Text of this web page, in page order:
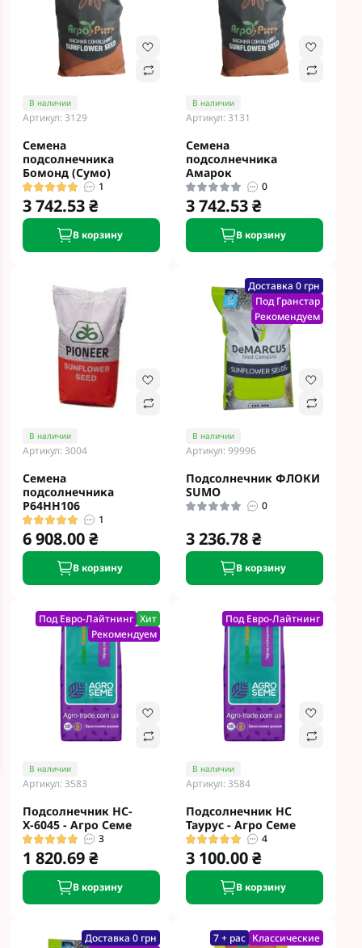
В наличии
Артикул: 3129
Семена
подсолнечника
Бомонд (Сумо)
1
3 742.53 ₴
В корзину
В наличии
Артикул: 3131
Семена
подсолнечника
Амарок
0
3 742.53 ₴
В корзину
В наличии
Артикул: 3004
Семена
подсолнечника
P64HH106
1
6 908.00 ₴
В корзину
Доставка 0 грн
Под Гранстар
Рекомендуем
В наличии
Артикул: 99996
Подсолнечник ФЛОКИ
SUMO
0
3 236.78 ₴
В корзину
Под Евро-Лайтнинг Хит
Рекомендуем
В наличии
Артикул: 3583
Подсолнечник НС-
Х-6045 - Агро Семе
3
1 820.69 ₴
В корзину
Под Евро-Лайтнинг
В наличии
Артикул: 3584
Подсолнечник НС
Таурус - Агро Семе
4
3 100.00 ₴
В корзину
Доставка 0 грн
7 + рас Классические